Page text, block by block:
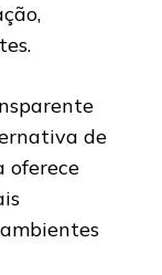
de
oferece